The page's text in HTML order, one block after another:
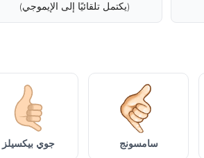
(يكتمل تلقائيًا إلى الإيموجي)
سامسونج جوي بيكسيلز